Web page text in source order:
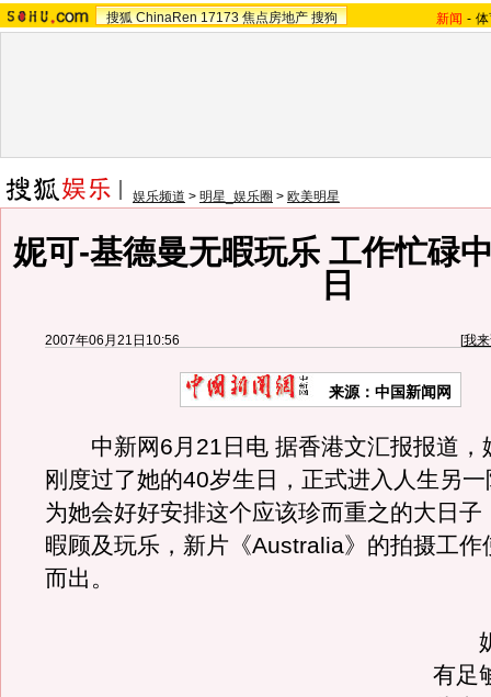
搜狐 ChinaRen 17173 焦点房地产 搜狗 新闻 -
娱乐频道 > 明星_娱乐圈 > 欧美明星
妮可-基德曼无暇玩乐 工作忙碌
日
2007年06月21日10:56 [我
来源：中国新闻网
中新网6月21日电 据香港文汇报报道，
刚度过了她的40岁生日，正式进入人生另
为她会好好安排这个应该珍而重之的大日子
暇顾及玩乐，新片《Australia》的拍摄工作
而出。
妮
有足